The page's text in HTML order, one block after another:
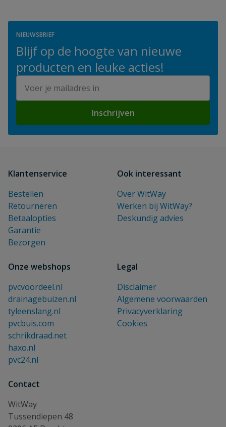
NIEUWSBRIEF
Blijf op de hoogte van nieuwe
producten en leuke acties!
Inschrijven
Klantenservice
Bestellen
Retourneren
Betaalopties
Garantie
Bezorgen
Ook interessant
Over WitWay
Werken bij WitWay?
Deskundig advies
Onze webshops
pvcvoordeel.nl
drainagebuizen.nl
tyleenslang.nl
pvcbuis.com
schrikdraad.net
haxo.nl
pvc24.nl
Legal
Disclaimer
Algemene voorwaarden
Privacyverklaring
Cookies
Contact
WitWay
Tussendiepen 48